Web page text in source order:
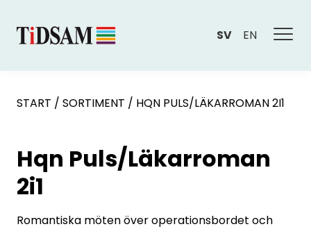
SV EN
START / SORTIMENT / HQN PULS/LÄKARROMAN 2I1
Hqn Puls/Läkarroman
2i1
Romantiska möten över operationsbordet och